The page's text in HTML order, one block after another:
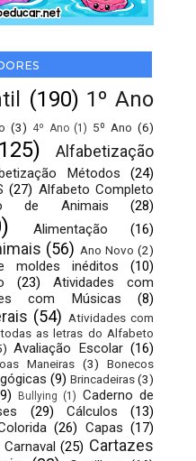
(190) 1º Ano
(3) 4º Ano (1) 5º Ano (6)
Alfabetização
Métodos
(24)
(27) Alfabeto Completo
de Animais (28)
Alimentação (16)
(56) Ano Novo (2)
moldes inéditos
(10)
(23)
Atividades com
com Músicas (8)
(54) Atividades com
as letras do Alfabeto
Avaliação Escolar (16)
Maneiras (3)
Bonecos
(9) Brincadeiras(3)
Bullying (1) Caderno de
(29) Cálculos
(13)
(26) Capas (17)
Carnaval (25) Cartazes